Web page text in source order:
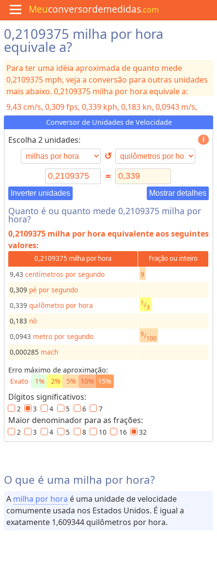
M
e
n
C
u
l
i
á
r
a
v
e
r
o
r
e
u
i
d
a
e
s
p
r
a
r
e
t
a
s
C
Meuconversordemedidas.com
0,2109375 milha por hora
equivale a?
Para ter uma idéia aproximada de quanto mede
0,2109375 mph, veja a conversão para outras unidades
mais abaixo. 0,2109375 milha por hora equivale a:
9,43 cm/s, 0,309fps, 0,339 kph, 0,183 kn, 0,0943 m/s,
0,000285MaConversor de Unidades de Velocidade
Escolha 2 unidades:
↺
=
Inverter unidades Mostrar detalhes
Quanto é ou quanto mede 0,2109375 milha por
hora?
0,2109375 milha por hora equivalente aos seguintes
valores:
0,2109375 milha por hora Fração ou inteiro
9,43 centímetros por segundo
9
0,309 pé por segundo
0,339 quilômetro por hora 1/3
0,183 nó
0,0943 metro por segundo 9/100
0,000285 mach
Erro máximo de aproximação:
Exato
1% 2% 5% 10% 15%
Dígitos significativos:
2 3 4 5 6 7
Maior denominador para as frações:
2 3 4 5 8 10 16 32
O que é uma milha por hora?
A milha por hora é uma unidade de velocidade
comumente usada nos Estados Unidos. É igual a
exatamente 1,609344 quilômetros por hora.